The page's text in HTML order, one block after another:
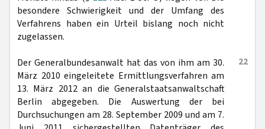
besondere Schwierigkeit und der Umfang des
Verfahrens haben ein Urteil bislang noch nicht
zugelassen.
22
Der Generalbundesanwalt hat das von ihm am 30.
März 2010 eingeleitete Ermittlungsverfahren am
13. März 2012 an die Generalstaatsanwaltschaft
Berlin abgegeben. Die Auswertung der bei
Durchsuchungen am 28. September 2009 und am 7.